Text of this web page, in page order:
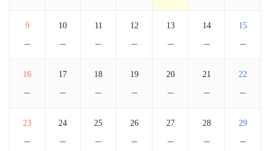
9
－
10
－
11
－
12
－
13
－
14
－
15
－
16
－
17
－
18
－
19
－
20
－
21
－
22
－
23
－
24
－
25
－
26
－
27
－
28
－
29
－